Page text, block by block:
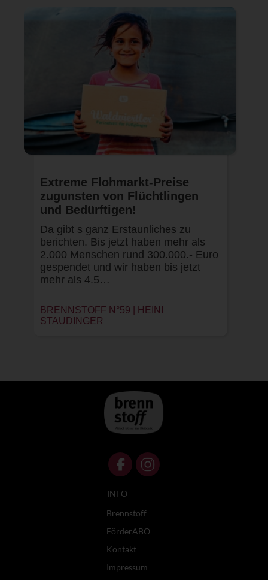
Extreme Flohmarkt-Preise
zugunsten von Flüchtlingen
und Bedürftigen!
Da gibt s ganz Erstaunliches zu
berichten. Bis jetzt haben mehr als
2.000 Menschen rund 300.000.- Euro
gespendet und wir haben bis jetzt
mehr als 4.5…
BRENNSTOFF N°59 |
HEINI
STAUDINGER
INFO
Brennstoff
FörderABO
Kontakt
Impressum